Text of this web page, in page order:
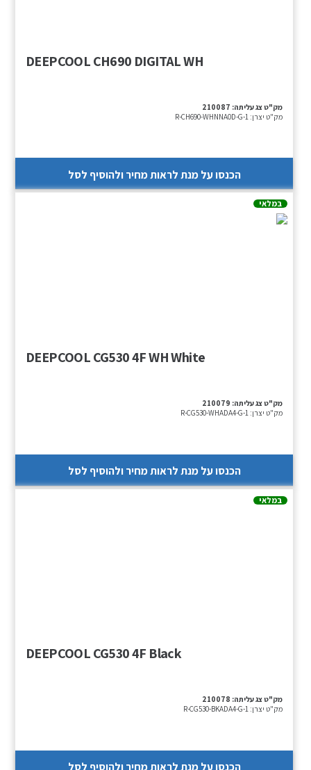
DEEPCOOL CH690 DIGITAL WH
מק"ט צג עליתה: 210087
מק"ט יצרן: R-CH690-WHNNA0D-G-1
הכנסו על מנת לראות מחיר ולהוסיף לסל
במלאי
DEEPCOOL CG530 4F WH White
מק"ט צג עליתה: 210079
מק"ט יצרן: R-CG530-WHADA4-G-1
הכנסו על מנת לראות מחיר ולהוסיף לסל
במלאי
DEEPCOOL CG530 4F Black
מק"ט צג עליתה: 210078
מק"ט יצרן: R-CG530-BKADA4-G-1